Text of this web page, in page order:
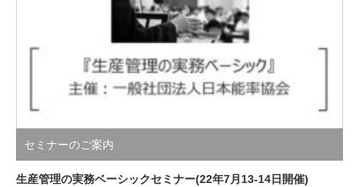
セミナーのご案内
生産管理の実務ベーシックセミナー(22年7月13-14日開催)